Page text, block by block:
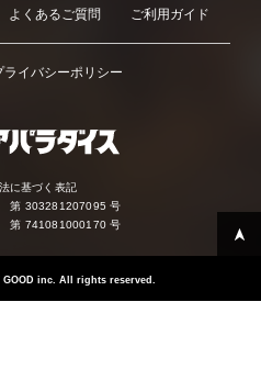
よくあるご質問 ご利用ガイド
ライバシーポリシー
に基づく表記
第 303281207095 号
第 741081000170 号
GOOD inc. All rights reserved.